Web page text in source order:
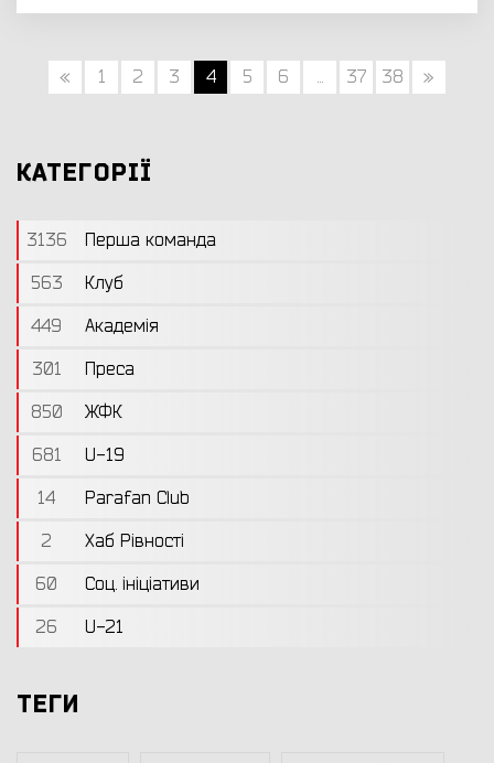
« 1 2 3 4 5 6 ... 37 38 »
КАТЕГОРІЇ
3136
Перша команда
563
Клуб
449
Академія
301
Преса
850
ЖФК
681
U-19
14
Parafan Club
2
Хаб Рівності
60
Соц. ініціативи
26
U-21
ТЕГИ